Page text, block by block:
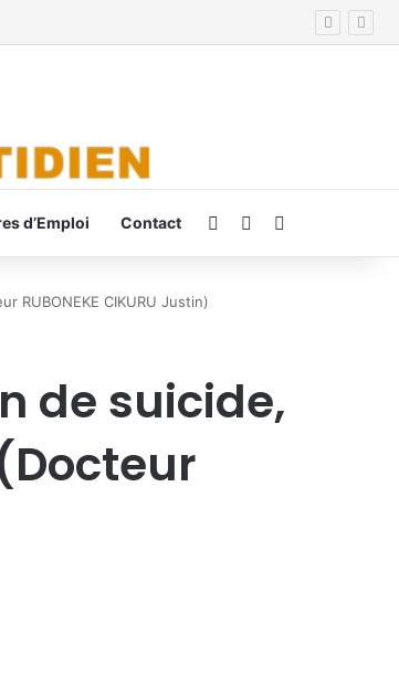
d’Emploi Contact ConnexionSwitch skin
RUBONEKE CIKURU Justin)
de suicide,